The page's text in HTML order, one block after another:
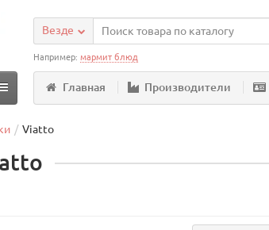
Везде
Например:мармит блюд
Главная Производители
Viatto